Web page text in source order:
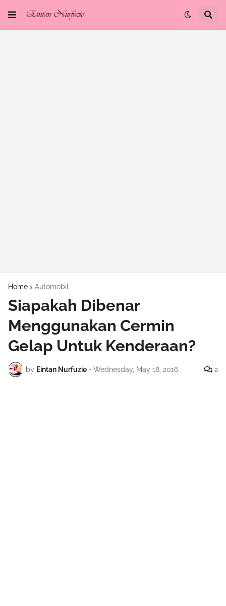
Home Automobil
Siapakah Dibenar
Menggunakan Cermin
Gelap Untuk Kenderaan?
by Eintan Nurfuzie • Wednesday, May 18, 2016 2